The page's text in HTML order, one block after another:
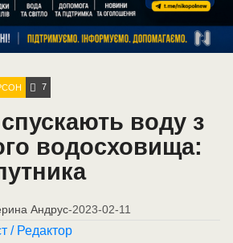
7
воду з
водосховища:
Андрус-2023-02-11
/ Редактор